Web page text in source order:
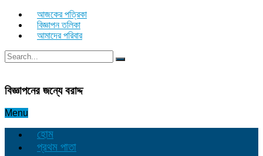
আজকের পত্রিকা
বিজ্ঞাপন তলিকা
আমাদের পরিবার
বিজ্ঞাপনের জন্যে বরাদ্দ
Menu
হোম
প্রথম পাতা